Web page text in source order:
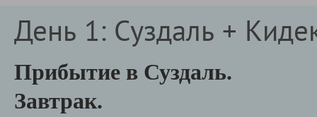
День 1: Суздаль +
Прибытие в Суздаль.
Завтрак.